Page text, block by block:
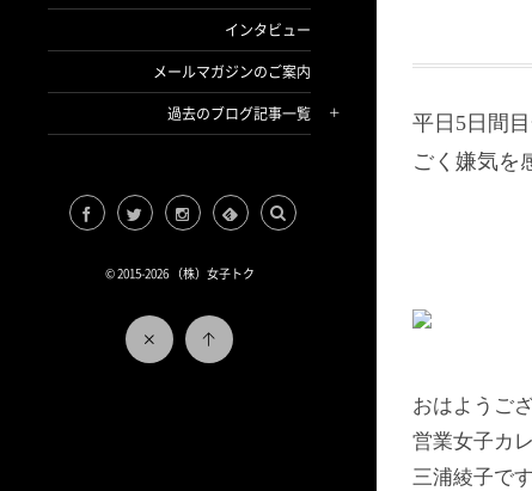
インタビュー
メールマガジンのご案内
過去のブログ記事一覧
© 2015-2026 （株）女子トク
平日5日間
ごく嫌気を
おはようご
営業女子カ
三浦綾子です